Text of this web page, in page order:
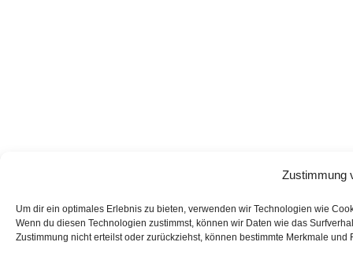
Zustimmung
Um dir ein optimales Erlebnis zu bieten, verwenden wir Technologien wie
Wenn du diesen Technologien zustimmst, können wir Daten wie das
Zustimmung nicht erteilst oder zurückziehst, können bestimmte Merkmale